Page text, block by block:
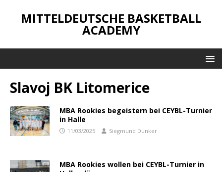
MITTELDEUTSCHE BASKETBALL
ACADEMY
Slavoj BK Litomerice
MBA Rookies begeistern bei CEYBL-Turnier
in Halle
11/03/2025 Siegmund Dunker
MBA Rookies wollen bei CEYBL-Turnier in